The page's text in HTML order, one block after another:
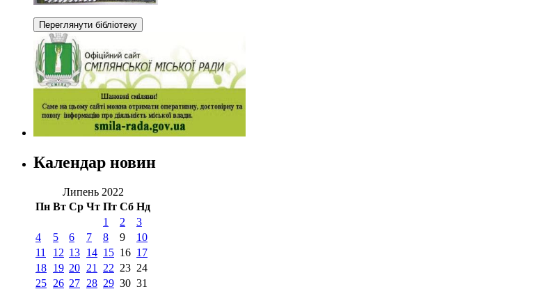
Календар новин
Липень 2022
Пн Вт Ср Чт Пт Сб Нд
1
2
3
4
5 6 7 8 9
10
11
12 13 14 15 16 17
18 19 20 21 22 23 24
25 26 27 28 29 30 31